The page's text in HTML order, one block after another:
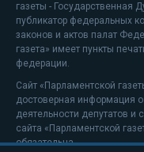
газеты -
публикатор федеральных
законов и актов палат
газета» имеет пункты
федерации.
Сайт «Парламентской
достоверная информация
деятельности депутатов и
сайта «Парламентской
обязательна.